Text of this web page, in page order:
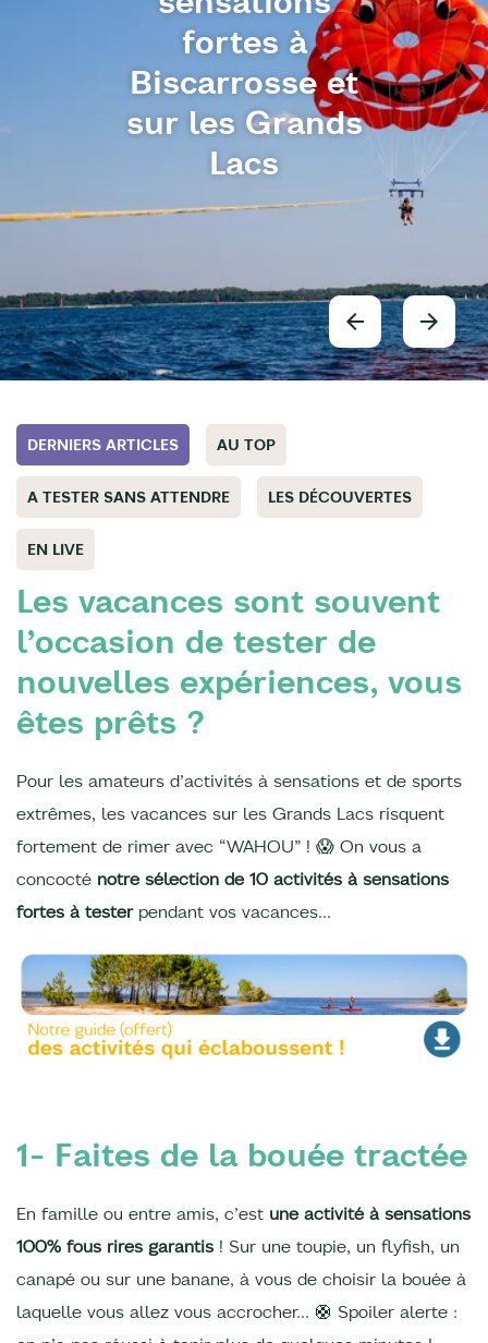
fortes à
Biscarrosse et
sur les Grands
Lacs
DERNIERS ARTICLES AU TOP
A TESTER SANS ATTENDRE LES DÉCOUVERTES
EN LIVE
Les vacances sont souvent
l’occasion de tester de
nouvelles expériences, vous
êtes prêts ?
Pour les amateurs d’activités à sensations et de sports
extrêmes, les vacances sur les Grands Lacs risquent
fortement de rimer avec “WAHOU” ! 😱 On vous a
concocté notre sélection de 10 activités à sensations
fortes à tester pendant vos vacances...
1- Faites de la bouée tractée
En famille ou entre amis, c’est une activité à sensations
100% fous rires garantis ! Sur une toupie, un flyfish, un
canapé ou sur une banane, à vous de choisir la bouée à
laquelle vous allez vous accrocher… 🛟 Spoiler alerte :